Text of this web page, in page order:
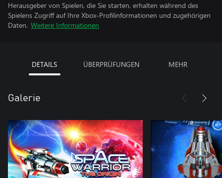
Herausgeber von Spielen, die Sie starten, erhalten während des
Spielens Zugriff auf Ihre Xbox-Profilinformationen und zugehörigen
Daten. Weitere Informationen
DETAILS ÜBERPRÜFUNGEN MEHR
Galerie